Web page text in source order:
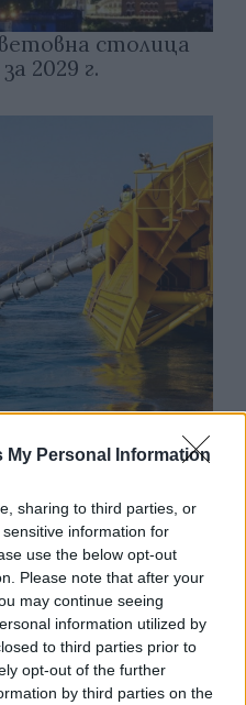
My Personal Information
sharing to third parties, or
information for
use the below opt-out
Please note that after your
may continue seeing
information utilized by
to third parties prior to
opt-out of the further
by third parties on the
столица
2029 г.
активира